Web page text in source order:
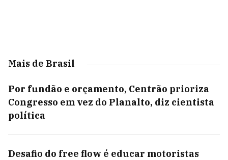
Mais de Brasil
Por fundão e orçamento, Centrão prioriza
Congresso em vez do Planalto, diz cientista
política
Desafio do free flow é educar motoristas